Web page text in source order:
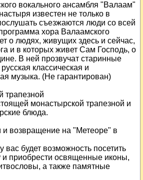
вокального ансамбля "Валаам"
известен не только в
съезжаются люди со всей
хора Валаамского
о людях, живущих здесь и сейчас,
и в которых живет Сам Господь, о
В ней прозвучат старинные
классическая и
музыка. (Не гарантирован)
трапезной
монастырской трапезной и
блюда.
и возвращение на "Метеоре" в
вас будет возможность посетить
и приобрести освященные иконы,
а также памятные